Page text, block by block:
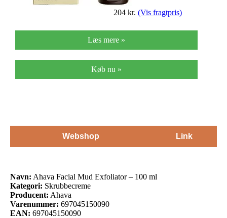
204 kr. (Vis fragtpris)
Læs mere »
Køb nu »
Webshop Link
Navn: Ahava Facial Mud Exfoliator – 100 ml
Kategori: Skrubbecreme
Producent: Ahava
Varenummer: 697045150090
EAN: 697045150090